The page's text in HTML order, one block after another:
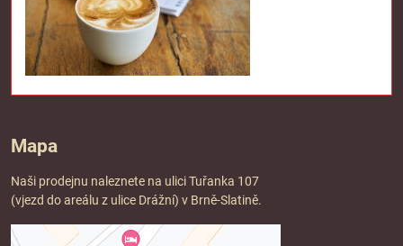
Mapa
Naši prodejnu naleznete na ulici Tuřanka 107
(vjezd do areálu z ulice Drážní) v Brně-Slatině.